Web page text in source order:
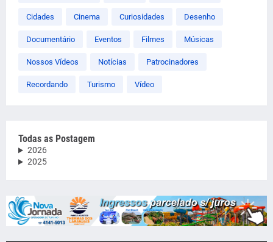
Cidades Cinema Curiosidades Desenho
Documentário Eventos Filmes Músicas
Nossos Vídeos Notícias Patrocinadores
Recordando Turismo Vídeo
Todas as Postagem
2026
2025